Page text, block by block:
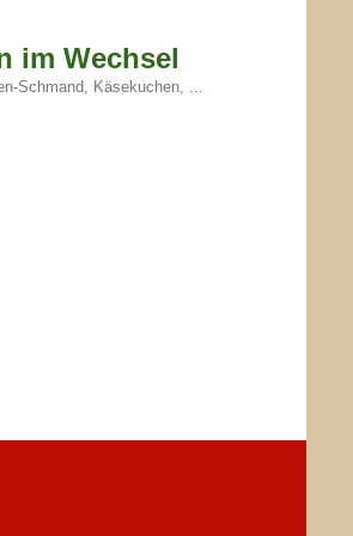
im Wechsel
Schmand, Käsekuchen, ...